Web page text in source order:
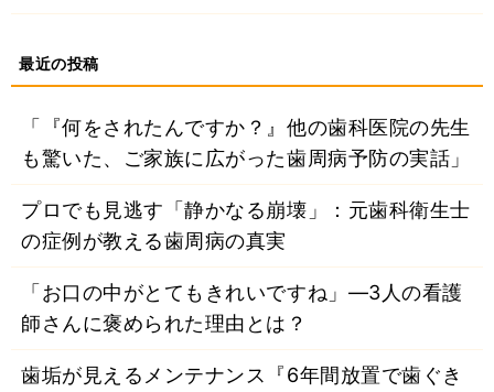
「『何をされたんですか？』他の歯科医院の先生
も驚いた、ご家族に広がった歯周病予防の実話」
プロでも見逃す「静かなる崩壊」：元歯科衛生士
の症例が教える歯周病の真実
「お口の中がとてもきれいですね」―3人の看護
師さんに褒められた理由とは？
歯垢が見えるメンテナンス『6年間放置で歯ぐき